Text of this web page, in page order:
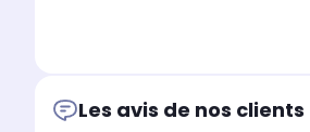
Les avis de nos clients